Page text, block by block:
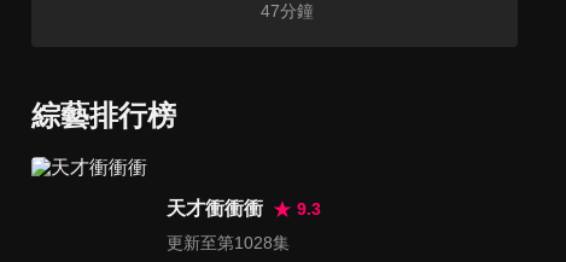
47分鐘
第37集 演員與新聞人的機智賽
47 分鐘
綜藝排行榜
天才衝衝衝
9.3
更新至第1028集